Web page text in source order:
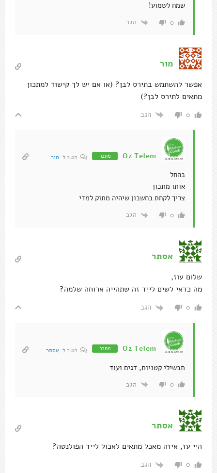
שמח לשמוע!
0 הגב
מור
אפשר להשתמש בתירס לבן? (או אם יש לך קישור למתכון
מתאים לתירס לבן?)
0 הגב
Oz Telem מחבר השב ל מור
בהחל
אותו מתכון
צריך לקחת בחשבון שיהיה מתוק למדי
0 הגב
אסתר
שלום עוז,
מה כדאי לשים לייד זה שתהייה ארוחה שלמה?
0 הגב
Oz Telem מחבר השב ל אסתר
תבשילי קטניות, דגים ועוד
0 הגב
אסתר
היי עז, איזה מאכל מתאים לאכול לייד הפולנטה?
0 הגב